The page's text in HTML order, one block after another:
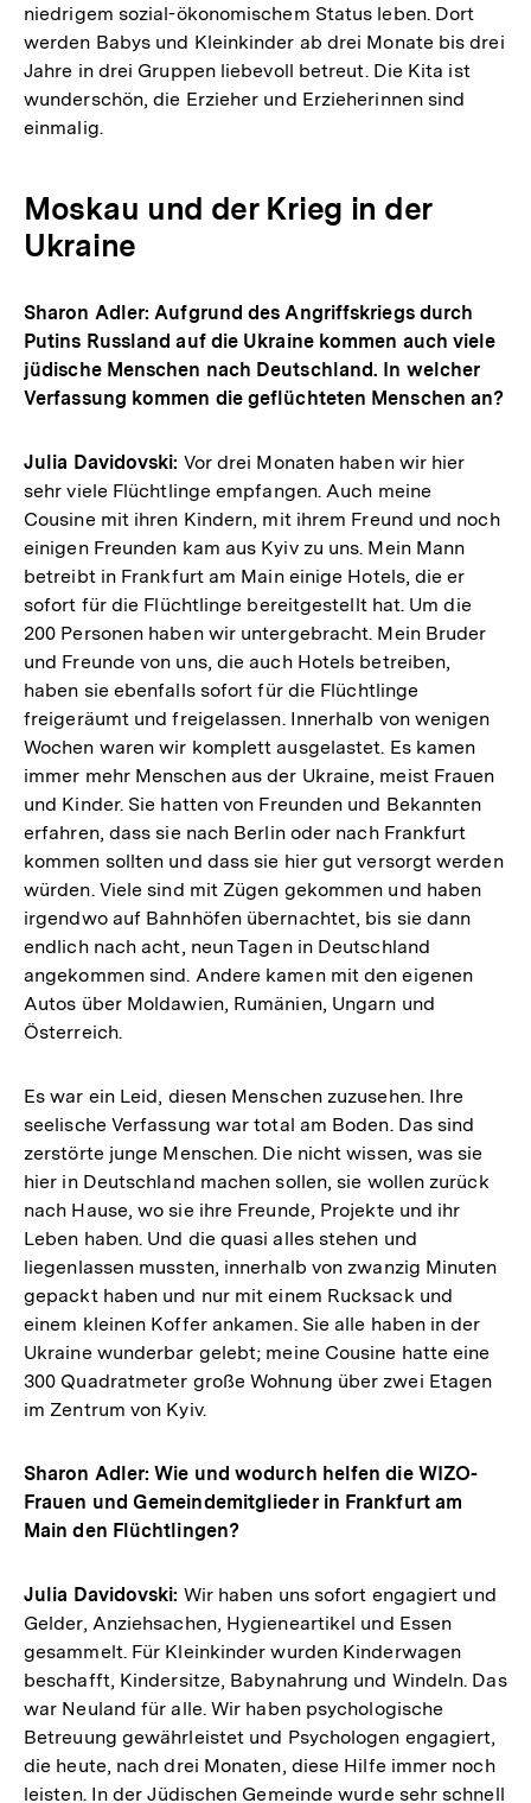
Fußnote
niedrigem sozial-ökonomischem Status leben. Dort
werden Babys und Kleinkinder ab drei Monate bis drei
Jahre in drei Gruppen liebevoll betreut. Die Kita ist
wunderschön, die Erzieher und Erzieherinnen sind
einmalig.
Moskau und der Krieg in der
Ukraine
Sharon Adler: Aufgrund des Angriffskriegs durch
Putins Russland auf die Ukraine kommen auch viele
jüdische Menschen nach Deutschland. In welcher
Verfassung kommen die geflüchteten Menschen an?
Julia Davidovski: Vor drei Monaten haben wir hier
sehr viele Flüchtlinge empfangen. Auch meine
Cousine mit ihren Kindern, mit ihrem Freund und noch
einigen Freunden kam aus Kyiv zu uns. Mein Mann
betreibt in Frankfurt am Main einige Hotels, die er
sofort für die Flüchtlinge bereitgestellt hat. Um die
200 Personen haben wir untergebracht. Mein Bruder
und Freunde von uns, die auch Hotels betreiben,
haben sie ebenfalls sofort für die Flüchtlinge
freigeräumt und freigelassen. Innerhalb von wenigen
Wochen waren wir komplett ausgelastet. Es kamen
immer mehr Menschen aus der Ukraine, meist Frauen
und Kinder. Sie hatten von Freunden und Bekannten
erfahren, dass sie nach Berlin oder nach Frankfurt
kommen sollten und dass sie hier gut versorgt werden
würden. Viele sind mit Zügen gekommen und haben
irgendwo auf Bahnhöfen übernachtet, bis sie dann
endlich nach acht, neun Tagen in Deutschland
angekommen sind. Andere kamen mit den eigenen
Autos über Moldawien, Rumänien, Ungarn und
Österreich.
Es war ein Leid, diesen Menschen zuzusehen. Ihre
seelische Verfassung war total am Boden. Das sind
zerstörte junge Menschen. Die nicht wissen, was sie
hier in Deutschland machen sollen, sie wollen zurück
nach Hause, wo sie ihre Freunde, Projekte und ihr
Leben haben. Und die quasi alles stehen und
liegenlassen mussten, innerhalb von zwanzig Minuten
gepackt haben und nur mit einem Rucksack und
einem kleinen Koffer ankamen. Sie alle haben in der
Ukraine wunderbar gelebt; meine Cousine hatte eine
300 Quadratmeter große Wohnung über zwei Etagen
im Zentrum von Kyiv.
Sharon Adler: Wie und wodurch helfen die WIZO-
Frauen und Gemeindemitglieder in Frankfurt am
Main den Flüchtlingen?
Julia Davidovski: Wir haben uns sofort engagiert und
Gelder, Anziehsachen, Hygieneartikel und Essen
gesammelt. Für Kleinkinder wurden Kinderwagen
beschafft, Kindersitze, Babynahrung und Windeln. Das
war Neuland für alle. Wir haben psychologische
Betreuung gewährleistet und Psychologen engagiert,
die heute, nach drei Monaten, diese Hilfe immer noch
leisten. In der Jüdischen Gemeinde wurde sehr schnell